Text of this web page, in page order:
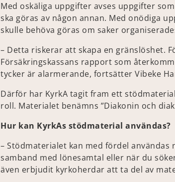
Med oskäliga uppgifter avses uppgifter
ska göras av någon annan. Med onödiga
skulle behöva göras om saker
– Detta riskerar att skapa en gränslöshet.
Försäkringskassans rapport som
tycker är alarmerande, fortsätter Vibeke
Därför har KyrkA tagit fram ett
roll. Materialet benämns ”Diakonin och
Hur kan KyrkAs stödmaterial användas?
– Stödmaterialet kan med fördel
samband med lönesamtal eller när du
även erbjudit kyrkoherdar att ta del av